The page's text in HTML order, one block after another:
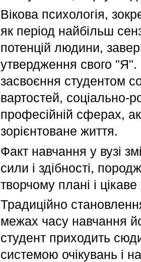
Вікова психологія,
як період найбільш
потенцій людини,
утвердження свого "Я".
засвоєння студентом
вартостей, соціально-
професійній сферах,
зорієнтоване життя.
Факт навчання у вузі
сили і здібності,
творчому плані і цікаве
Традиційно
межах часу навчання
студент приходить
системою очікувань і